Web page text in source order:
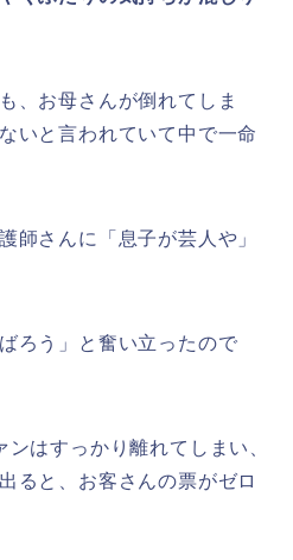
、お母さんが倒れてしま
いと言われていて中で一命
師さんに「息子が芸人や」
ろう」と奮い立ったので
はすっかり離れてしまい、
ると、お客さんの票がゼロ